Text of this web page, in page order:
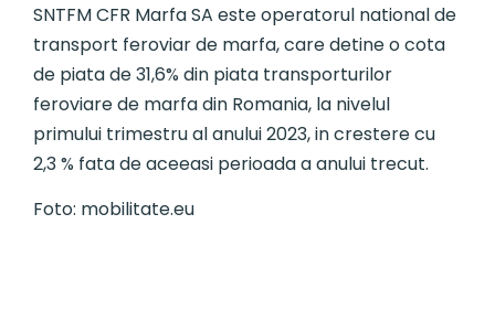
SNTFM CFR Marfa SA este operatorul national de
transport feroviar de marfa, care detine o cota
de piata de 31,6% din piata transporturilor
feroviare de marfa din Romania, la nivelul
primului trimestru al anului 2023, in crestere cu
2,3 % fata de aceeasi perioada a anului trecut.
Foto: mobilitate.eu